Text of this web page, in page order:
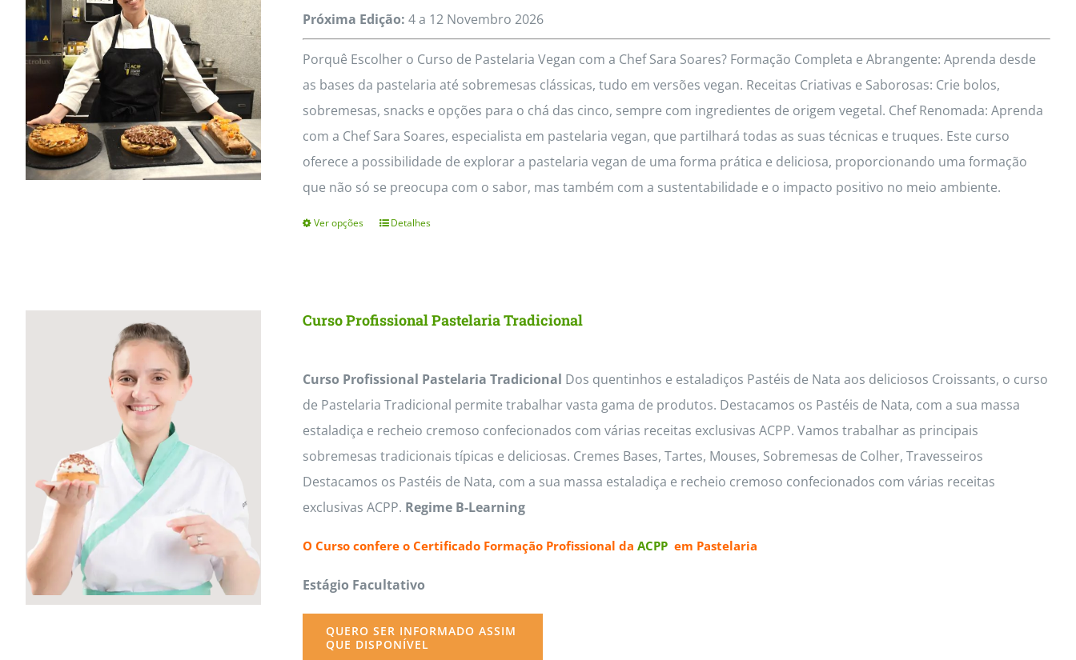
Próxima Edição: 4 a 12 Novembro 2026
Porquê Escolher o Curso de Pastelaria Vegan com a Chef Sara Soares? Formação Completa e Abrangente: Aprenda desde
as bases da pastelaria até sobremesas clássicas, tudo em versões vegan. Receitas Criativas e Saborosas: Crie bolos,
sobremesas, snacks e opções para o chá das cinco, sempre com ingredientes de origem vegetal. Chef Renomada: Aprenda
com a Chef Sara Soares, especialista em pastelaria vegan, que partilhará todas as suas técnicas e truques. Este curso
oferece a possibilidade de explorar a pastelaria vegan de uma forma prática e deliciosa, proporcionando uma formação
que não só se preocupa com o sabor, mas também com a sustentabilidade e o impacto positivo no meio ambiente.
Ver opções
This
variants.
options
may
be
chosen
on
the
Detalhes
Curso Profissional Pastelaria Tradicional
Curso Profissional Pastelaria Tradicional Dos quentinhos e estaladiços Pastéis de Nata aos deliciosos Croissants, o curso
de Pastelaria Tradicional permite trabalhar vasta gama de produtos. Destacamos os Pastéis de Nata, com a sua massa
estaladiça e recheio cremoso confecionados com várias receitas exclusivas ACPP. Vamos trabalhar as principais
sobremesas tradicionais típicas e deliciosas. Cremes Bases, Tartes, Mouses, Sobremesas de Colher, Travesseiros
Destacamos os Pastéis de Nata, com a sua massa estaladiça e recheio cremoso confecionados com várias receitas
exclusivas ACPP. Regime B-Learning
O Curso confere o Certificado Formação Profissional da ACPPem Pastelaria
Estágio Facultativo
QUERO SER INFORMADO ASSIM
QUE DISPONÍVEL